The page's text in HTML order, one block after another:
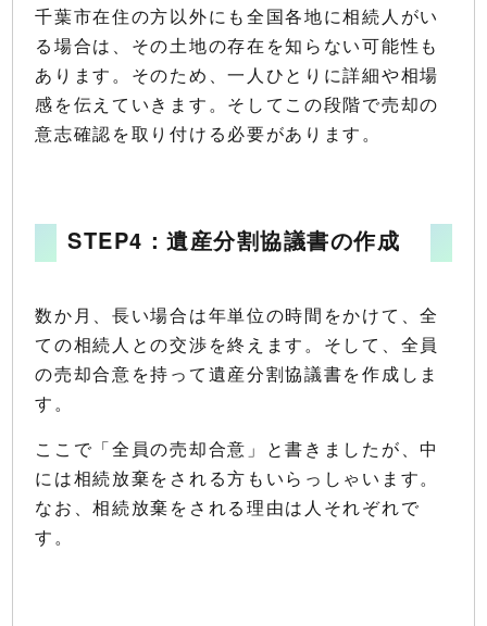
千葉市在住の方以外にも全国各地に相続人がい
る場合は、その土地の存在を知らない可能性も
あります。そのため、一人ひとりに詳細や相場
感を伝えていきます。そしてこの段階で売却の
意志確認を取り付ける必要があります。
STEP4：遺産分割協議書の作成
数か月、長い場合は年単位の時間をかけて、全
ての相続人との交渉を終えます。そして、全員
の売却合意を持って遺産分割協議書を作成しま
す。
ここで「全員の売却合意」と書きましたが、中
には相続放棄をされる方もいらっしゃいます。
なお、相続放棄をされる理由は人それぞれで
す。